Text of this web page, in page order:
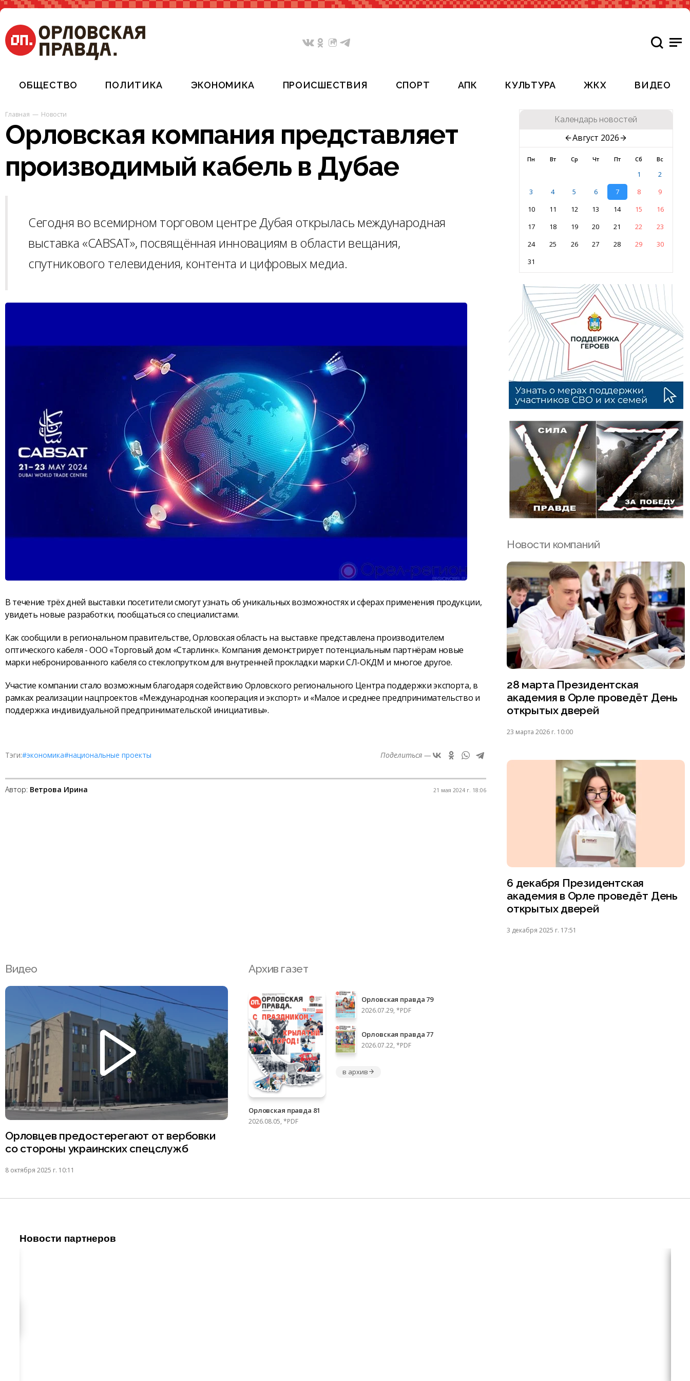
ОБЩЕСТВО ПОЛИТИКА ЭКОНОМИКА ПРОИСШЕСТВИЯ СПОРТ АПК КУЛЬТУРА ЖКХ ВИДЕО
Главная Новости
Орловская компания представляет
производимый кабель в Дубае
Сегодня во всемирном торговом центре Дубая открылась международная
выставка «CABSAT», посвящённая инновациям в области вещания,
спутникового телевидения, контента и цифровых медиа.
В течение трёх дней выставки посетители смогут узнать об уникальных возможностях и сферах применения продукции,
увидеть новые разработки, пообщаться со специалистами.
Как сообщили в региональном правительстве, Орловская область на выставке представлена производителем
оптического кабеля - ООО «Торговый дом «Старлинк». Компания демонстрирует потенциальным партнёрам новые
марки небронированного кабеля со стеклопрутком для внутренней прокладки марки СЛ-ОКДМ и многое другое.
Участие компании стало возможным благодаря содействию Орловского регионального Центра поддержки экспорта, в
рамках реализации нацпроектов «Международная кооперация и экспорт» и «Малое и среднее предпринимательство и
поддержка индивидуальной предпринимательской инициативы».
Тэги:#экономика#национальные проекты Поделиться —
Автор: Ветрова Ирина 21 мая 2024 г. 18:06
Календарь новостей
Август 2026
Пн Вт Ср Чт Пт Сб Вс
1
2
3
4 5 6 7 8
9
10
11 12 13 14 15
16
17
18 19 20 21 22
23
24
25 26 27 28 29
30
31
Новости компаний
28 марта Президентская
академия в Орле проведёт День
открытых дверей
23 марта 2026 г. 10:00
6 декабря Президентская
академия в Орле проведёт День
открытых дверей
3 декабря 2025 г. 17:51
Видео
Орловцев предостерегают от вербовки
со стороны украинских спецслужб
8 октября 2025 г. 10:11
Архив газет
Орловская правда 81
2026.08.05, *PDF
Орловская правда 79
2026.07.29, *PDF
Орловская правда 77
2026.07.22, *PDF
в архив
Новости партнеров